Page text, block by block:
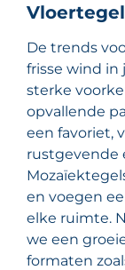
De trends
frisse wind in
sterke
opvallende
een favoriet,
rustgevende
en voegen
elke ruimte.
we een
formaten